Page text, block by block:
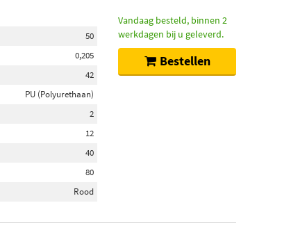
50
0,205
42
PU (Polyurethaan)
2
12
40
80
Rood
Vandaag besteld, binnen 2
werkdagen bij u geleverd.
Bestellen